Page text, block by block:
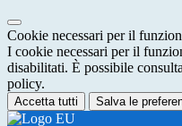
Cookie necessari per il
I cookie necessari per il
disabilitati. È possibile
policy.
Accetta tutti Salva le